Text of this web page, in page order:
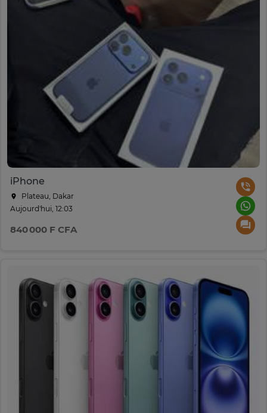
iPhone
Plateau, Dakar
Aujourd'hui, 12:03
840 000 F CFA